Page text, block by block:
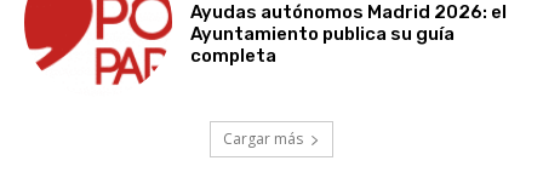
Ayudas autónomos Madrid 2026: el
Ayuntamiento publica su guía
completa
Cargar más